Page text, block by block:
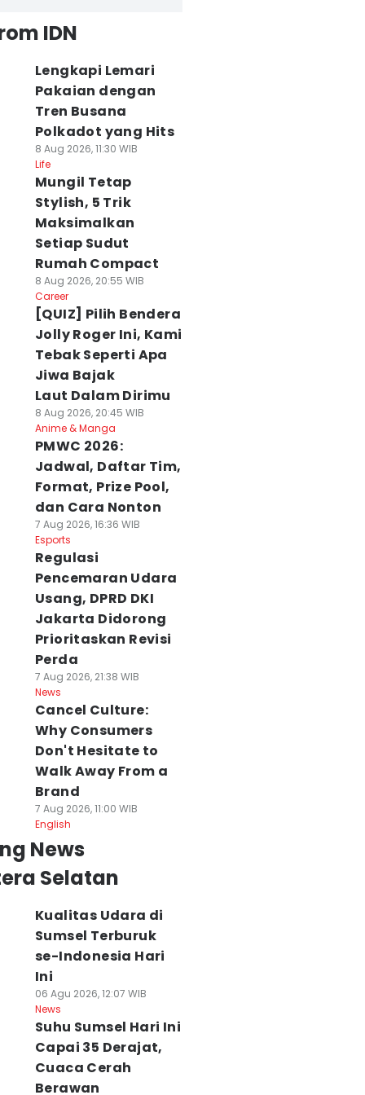
IDN
Lengkapi Lemari
Pakaian dengan
Tren Busana
Polkadot yang Hits
8 Aug 2026, 11:30 WIB
Life
Mungil Tetap
Stylish, 5 Trik
Maksimalkan
Setiap Sudut
Rumah Compact
8 Aug 2026, 20:55 WIB
Career
[QUIZ] Pilih Bendera
Jolly Roger Ini, Kami
Tebak Seperti Apa
Jiwa Bajak
Laut Dalam Dirimu
8 Aug 2026, 20:45 WIB
Anime & Manga
PMWC 2026:
Jadwal, Daftar Tim,
Format, Prize Pool,
dan Cara Nonton
7 Aug 2026, 16:36 WIB
Esports
Regulasi
Pencemaran Udara
Usang, DPRD DKI
Jakarta Didorong
Prioritaskan Revisi
Perda
7 Aug 2026, 21:38 WIB
News
Cancel Culture:
Why Consumers
Don't Hesitate to
Walk Away From a
Brand
7 Aug 2026, 11:00 WIB
English
News
Selatan
Kualitas Udara di
Sumsel Terburuk
se-Indonesia Hari
Ini
06 Agu 2026, 12:07 WIB
News
Suhu Sumsel Hari Ini
Capai 35 Derajat,
Cuaca Cerah
Berawan